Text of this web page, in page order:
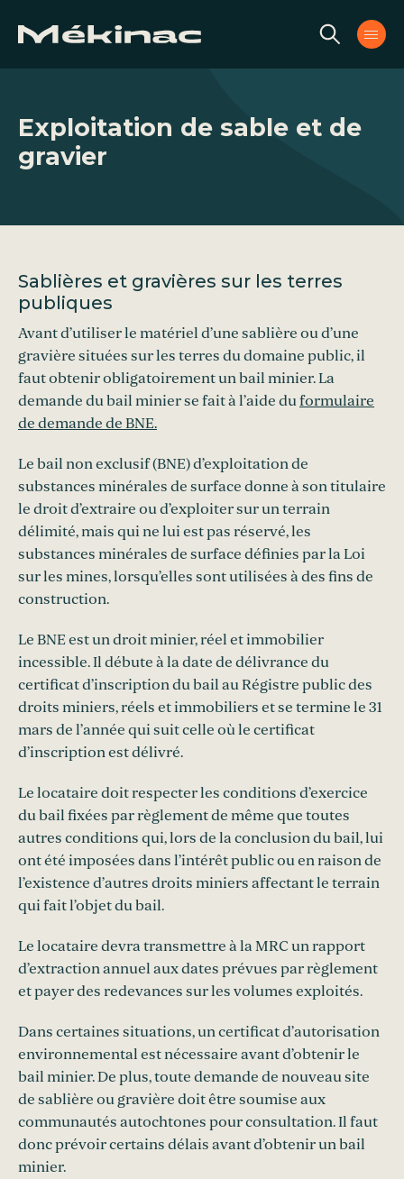
Exploitation de sable et de
gravier
Sablières et gravières sur les terres
publiques
Avant d’utiliser le matériel d’une sablière ou d’une
gravière situées sur les terres du domaine public, il
faut obtenir obligatoirement un bail minier. La
demande du bail minier se fait à l’aide duformulaire
de demande de BNE.
Le bail non exclusif (BNE) d’exploitation de
substances minérales de surface donne à son titulaire
le droit d’extraire ou d’exploiter sur un terrain
délimité, mais qui ne lui est pas réservé, les
substances minérales de surface définies par la Loi
sur les mines, lorsqu’elles sont utilisées à des fins de
construction.
Le BNE est un droit minier, réel et immobilier
incessible. Il débute à la date de délivrance du
certificat d’inscription du bail au Régistre public des
droits miniers, réels et immobiliers et se termine le 31
mars de l’année qui suit celle où le certificat
d’inscription est délivré.
Le locataire doit respecter les conditions d’exercice
du bail fixées par règlement de même que toutes
autres conditions qui, lors de la conclusion du bail, lui
ont été imposées dans l’intérêt public ou en raison de
l’existence d’autres droits miniers affectant le terrain
qui fait l’objet du bail.
Le locataire devra transmettre à la MRC un rapport
d’extraction annuel aux dates prévues par règlement
et payer des redevances sur les volumes exploités.
Dans certaines situations, un certificat d’autorisation
environnemental est nécessaire avant d’obtenir le
bail minier. De plus, toute demande de nouveau site
de sablière ou gravière doit être soumise aux
communautés autochtones pour consultation. Il faut
donc prévoir certains délais avant d’obtenir un bail
minier.